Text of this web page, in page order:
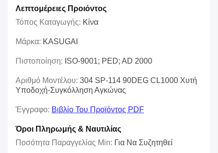
Λεπτομέρειες Προιόντος
Τόπος Καταγωγής: Κίνα
Μάρκα: KASUGAI
Πιστοποίηση: ISO-9001; PED; AD 2000
Αριθμό Μοντέλου: 304 SP-114 90DEG CL1000 Χυτή
Υποδοχή-Συγκόλληση Αγκώνας
Έγγραφο: Βιβλίο Του Προϊόντος PDF
Όροι Πληρωμής & Ναυτιλίας
Ποσότητα Παραγγελίας Min: Για Να Συζητηθεί